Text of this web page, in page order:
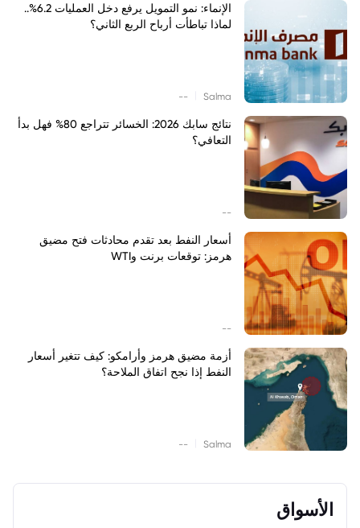
الإنماء: نمو التمويل يرفع دخل العمليات 6.2%..
لماذا تباطأت أرباح الربع الثاني؟
Salma
--
نتائج سابك 2026: الخسائر تتراجع 80% فهل بدأ
التعافي؟
--
أسعار النفط بعد تقدم محادثات فتح مضيق
هرمز: توقعات برنت وWTI
--
أزمة مضيق هرمز وأرامكو: كيف تتغير أسعار
النفط إذا نجح اتفاق الملاحة؟
Salma
--
الأسواق